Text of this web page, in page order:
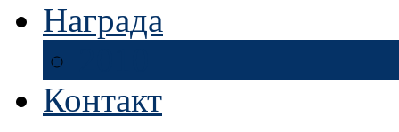
Награда
Контакт